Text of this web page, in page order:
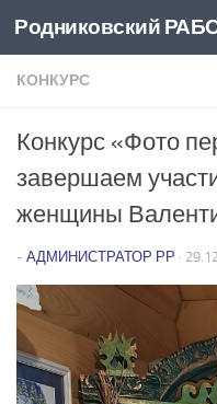
Перейти к
Родниковский
КОНКУРС
Конкурс «Фото
завершаем
женщины
- АДМИНИСТРАТОР РР ·